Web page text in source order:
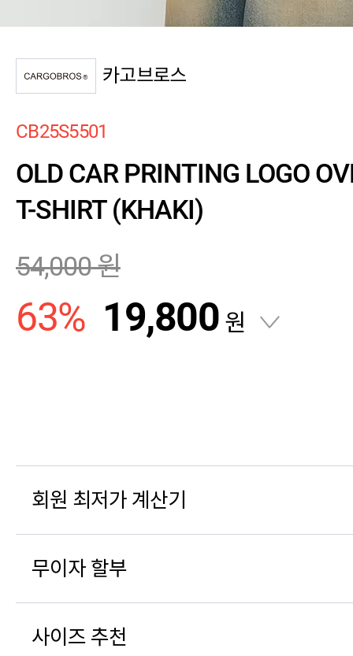
카고브로스
CB25S5501
OLD CAR PRINTING LOGO
T-SHIRT (KHAKI)
54,000원
63% 19,800 원
회원 최저가 계산기
무이자 할부
사이즈 추천